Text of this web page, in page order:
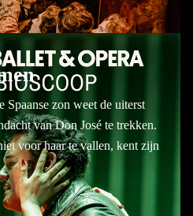
Spaanse zon weet de uiterst
van Don José te trekken.
voor haar te vallen, kent zijn